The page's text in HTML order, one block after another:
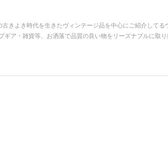
きよき時代を生きたヴィンテージ品を中心にご紹介してる
ギア・雑貨等、お洒落で品質の良い物をリーズナブルに取